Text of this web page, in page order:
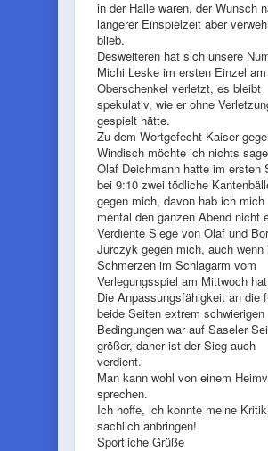
in der Halle waren, der Wunsch
längerer Einspielzeit aber
blieb.
Desweiteren hat sich unsere
Michi Leske im ersten Einzel am
Oberschenkel verletzt, es bleibt
spekulativ, wie er ohne
gespielt hätte.
Zu dem Wortgefecht Kaiser
Windisch möchte ich nichts
Olaf Deichmann hatte im ersten
bei 9:10 zwei tödliche
gegen mich, davon hab ich mich
mental den ganzen Abend nicht
Verdiente Siege von Olaf und
Jurczyk gegen mich, auch wenn
Schmerzen im Schlagarm vom
Verlegungsspiel am Mittwoch
Die Anpassungsfähigkeit an die
beide Seiten extrem schwierigen
Bedingungen war auf Saseler
größer, daher ist der Sieg auch
verdient.
Man kann wohl von einem
sprechen.
Ich hoffe, ich konnte meine Kritik
sachlich anbringen!
Sportliche Grüße